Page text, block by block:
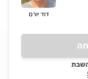
דוד יורם
השבת